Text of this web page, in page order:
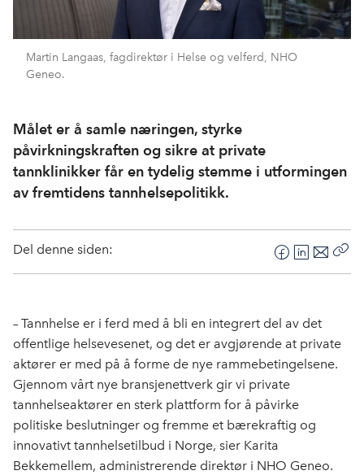
Martin Langaas, fagdirektør i Helse og velferd, NHO
Geneo.
Målet er å samle næringen, styrke
påvirkningskraften og sikre at private
tannklinikker får en tydelig stemme i utformingen
av fremtidens tannhelsepolitikk.
Del denne siden:
F
a
e
b
o
o
k
L
i
k
e
I
E
-
o
s
– Tannhelse er i ferd med å bli en integrert del av det
offentlige helsevesenet, og det er avgjørende at private
aktører er med på å forme de nye rammebetingelsene.
Gjennom vårt nye bransjenettverk gir vi private
tannhelseaktører en sterk plattform for å påvirke
politiske beslutninger og fremme et bærekraftig og
innovativt tannhelsetilbud i Norge, sier Karita
Bekkemellem, administrerende direktør i NHO Geneo.